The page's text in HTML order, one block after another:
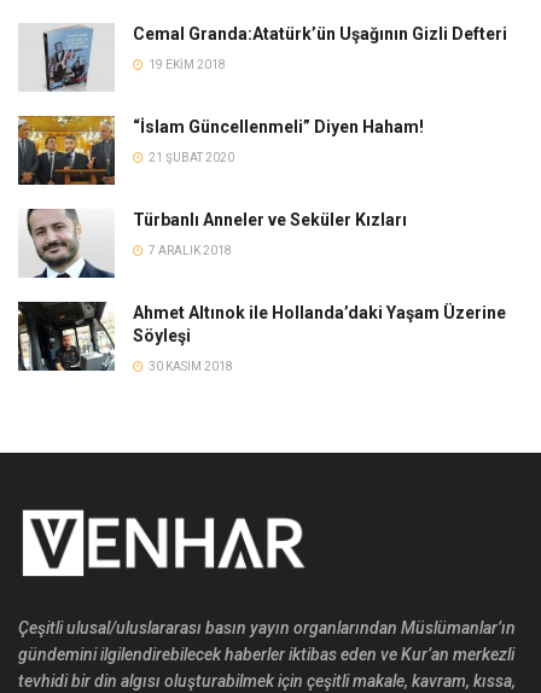
Cemal Granda:Atatürk’ün Uşağının Gizli Defteri
19 EKIM 2018
“İslam Güncellenmeli” Diyen Haham!
21 ŞUBAT 2020
Türbanlı Anneler ve Seküler Kızları
7 ARALIK 2018
Ahmet Altınok ile Hollanda’daki Yaşam Üzerine
Söyleşi
30 KASIM 2018
Çeşitli ulusal/uluslararası basın yayın organlarından Müslümanlar’ın
gündemini ilgilendirebilecek haberler iktibas eden ve Kur’an merkezli
tevhidi bir din algısı oluşturabilmek için çeşitli makale, kavram, kıssa,